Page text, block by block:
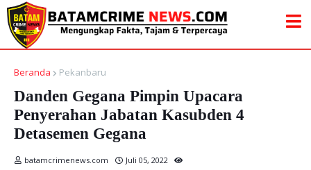
Beranda Pekanbaru
Danden Gegana Pimpin Upacara
Penyerahan Jabatan Kasubden 4
Detasemen Gegana
batamcrimenews.com Juli 05, 2022